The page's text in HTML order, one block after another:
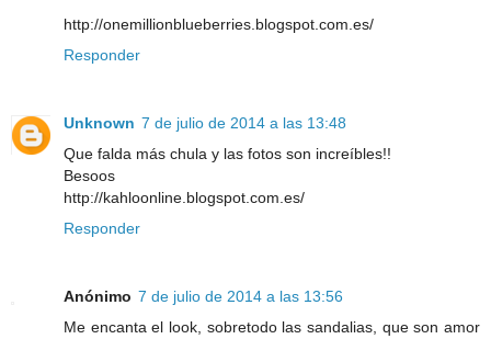
http://onemillionblueberries.blogspot.com.es/
Responder
Unknown 7 de julio de 2014 a las 13:48
Que falda más chula y las fotos son increíbles!!
Besoos
http://kahloonline.blogspot.com.es/
Responder
Anónimo 7 de julio de 2014 a las 13:56
Me encanta el look, sobretodo las sandalias, que son amor